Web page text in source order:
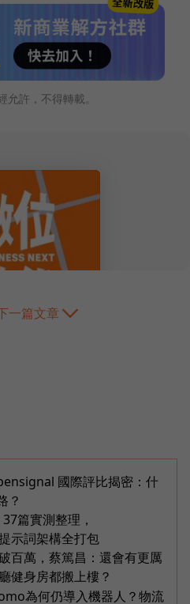
允許，不得轉載。
一篇文章
國際評比揭密：什
？
篇實測整理，
示詞架構全打包
百萬，蔡篤昌：還會有更厲
健身房都搬上樓？
為何仍導入機器人？物流